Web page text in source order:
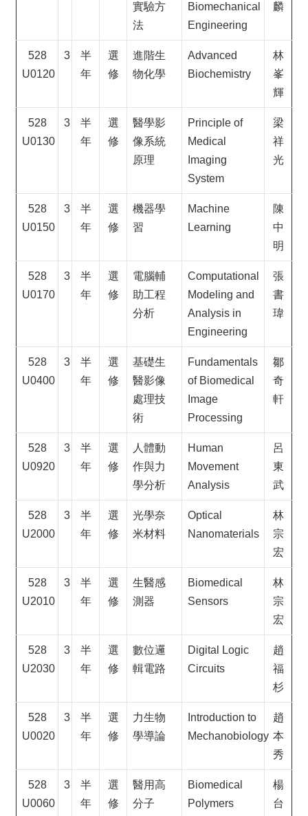
實驗方
法
Biomechanical
Engineering
麟
528
U0120
3
半
年
選
修
進階生
物化學
Advanced
Biochemistry
林
峯
輝
528
U0130
3
半
年
選
修
醫學影
像系統
原理
Principle of
Medical
Imaging
System
梁
祥
光
528
U0150
3
半
年
選
修
機器學
習
Machine
Learning
陳
中
明
528
U0170
3
半
年
選
修
電腦輔
助工程
分析
Computational
Modeling and
Analysis in
Engineering
張
書
瑋
528
U0400
3
半
年
選
修
基礎生
醫影像
處理技
術
Fundamentals
of Biomedical
Image
Processing
鄒
奇
軒
528
U0920
3
半
年
選
修
人體動
作與力
學分析
Human
Movement
Analysis
呂
東
武
528
U2000
3
半
年
選
修
光學奈
米材料
Optical
Nanomaterials
林
宗
宏
528
U2010
3
半
年
選
修
生醫感
測器
Biomedical
Sensors
林
宗
宏
528
U2030
3
半
年
選
修
數位邏
輯電路
Digital Logic
Circuits
趙
福
杉
528
U0020
3
半
年
選
修
力生物
學導論
Introduction to
Mechanobiology
趙
本
秀
528
U0060
3
半
年
選
修
醫用高
分子
Biomedical
Polymers
楊
台